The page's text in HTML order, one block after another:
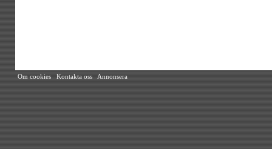
Om cookies Kontakta oss Annonsera